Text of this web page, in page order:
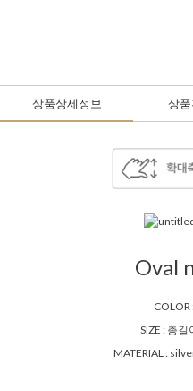
상품상세정보 상
Oval
COLOR
SIZE : 총
MATERIAL :